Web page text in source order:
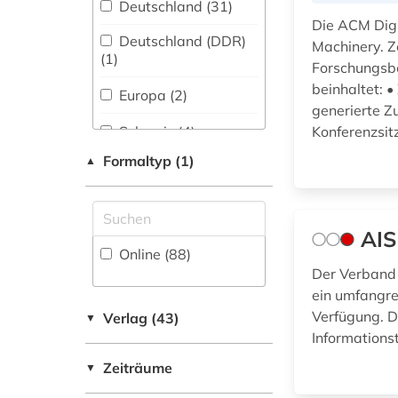
Militärwissenschaft
(1)
Musikwissenschaft
(15)
Umweltschutz (26)
Philosophie (24)
Physik (80)
Psychologie (39)
Rechtswissenschaft
(31)
bibliometrie (2)
bibliotheksbestand
plus (1)
bibliothekswissenschaft
(1)
bildgebendes
verfahren (1)
Deutschland (31)
Deutschland (DDR)
(1)
Europa (2)
Schweiz (4)
USA (3)
Ungarn (1)
▲ Formaltyp (1)
Online (88)
▼ Verlag (43)
▼ Zeiträume
Die ACM
Machinery.
beinhaltet: •
generierte
Der
ein
Verfügung.